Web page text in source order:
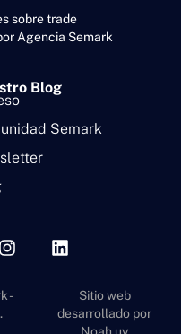
sobre trade
Agencia Semark
Blog
Semark
-
Sitio web
desarrollado por